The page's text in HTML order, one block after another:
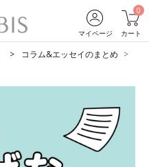
マイページ
0
カート
コラム&エッセイのまとめ